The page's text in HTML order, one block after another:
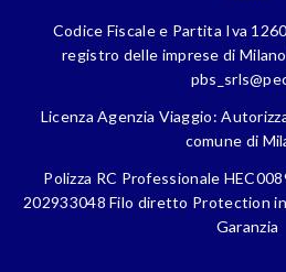
Codice Fiscale e Partita Iva
registro delle imprese di
Licenza Agenzia Viaggio:
comune di
Polizza RC Professionale
202933048 Filo diretto Protection
Garanzia